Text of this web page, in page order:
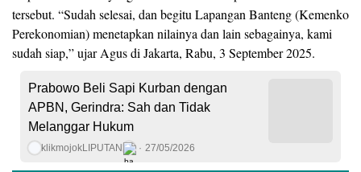
tersebut. “Sudah selesai, dan begitu Lapangan Banteng (Kemenko
Perekonomian) menetapkan nilainya dan lain sebagainya, kami
sudah siap,” ujar Agus di Jakarta, Rabu, 3 September 2025.
Prabowo Beli Sapi Kurban dengan
APBN, Gerindra: Sah dan Tidak
Melanggar Hukum
klikmojokLIPUTAN 27/05/2026